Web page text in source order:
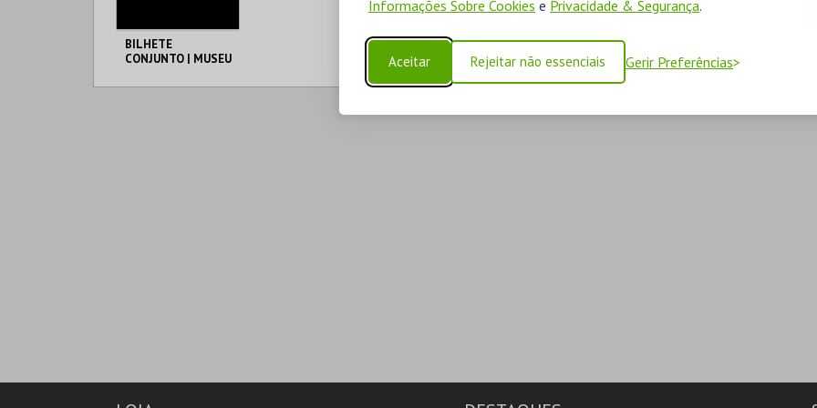
Informações Sobre Cookies e Privacidade & Segurança.
Aceitar Rejeitar não essenciais Gerir Preferências
BILHETE
CONJUNTO | MUSEU
ML - PALÁCIO